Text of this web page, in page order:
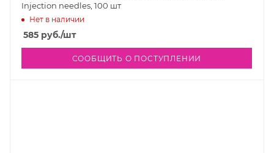
Injection needles, 100 шт
Нет в наличии
585 руб./шт
СООБЩИТЬ О ПОСТУПЛЕНИИ